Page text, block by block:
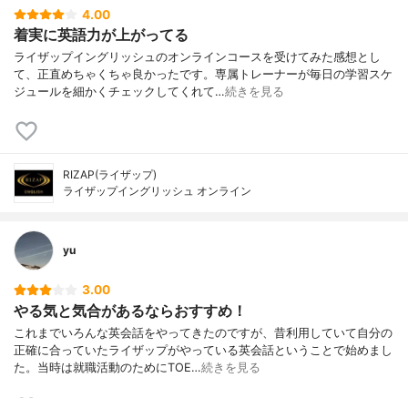
4.00
着実に英語力が上がってる
ライザップイングリッシュのオンラインコースを受けてみた感想とし
て、正直めちゃくちゃ良かったです。専属トレーナーが毎日の学習スケ
ジュールを細かくチェックしてくれて…続きを見る
RIZAP(ライザップ)
ライザップイングリッシュ オンライン
yu
3.00
やる気と気合があるならおすすめ！
これまでいろんな英会話をやってきたのですが、昔利用していて自分の
正確に合っていたライザップがやっている英会話ということで始めまし
た。当時は就職活動のためにTOE…続きを見る